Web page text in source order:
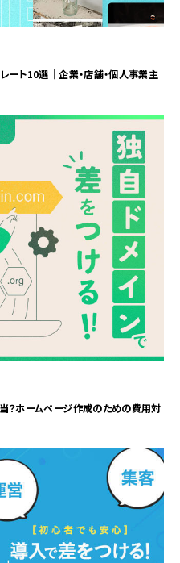
ート10選｜企業・店舗・個人事業主
？ホームページ作成のための費用対